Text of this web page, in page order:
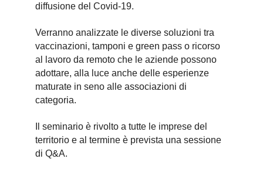
diffusione del Covid-19.
Verranno analizzate le diverse soluzioni tra
vaccinazioni, tamponi e green pass o ricorso
al lavoro da remoto che le aziende possono
adottare, alla luce anche delle esperienze
maturate in seno alle associazioni di
categoria.
Il seminario è rivolto a tutte le imprese del
territorio e al termine è prevista una sessione
di Q&A.